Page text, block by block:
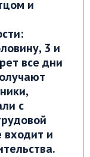
и
3 и
все дни
с
входит и